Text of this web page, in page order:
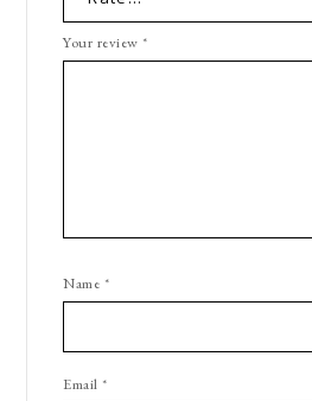
Your review *
Name *
Email *